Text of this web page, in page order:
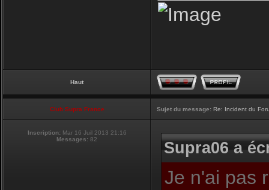
Haut
Club Supra France Sujet du message: Re: Incident du
Inscription: Mar 16 Juil 2013 21:16
Messages: 82 Supra06 a
Je n'ai pas